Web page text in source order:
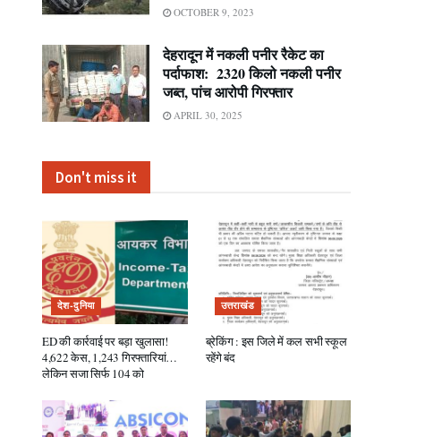
OCTOBER 9, 2023
देहरादून में नकली पनीर रैकेट का
पर्दाफाश: 2320 किलो नकली पनीर
जब्त, पांच आरोपी गिरफ्तार
APRIL 30, 2025
Don't miss it
देश-दुनिया
ED की कार्रवाई पर बड़ा खुलासा!
4,622 केस, 1,243 गिरफ्तारियां…
लेकिन सजा सिर्फ 104 को
उत्तराखंड
ब्रेकिंग : इस जिले में कल सभी स्कूल
रहेंगे बंद